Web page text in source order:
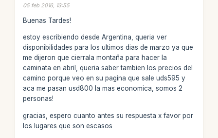
05 feb 2016, 13:55
Buenas Tardes!
estoy escribiendo desde Argentina, queria ver
disponibilidades para los ultimos dias de marzo ya que
me dijeron que cierrala montaña para hacer la
caminata en abril, queria saber tambien los precios del
camino porque veo en su pagina que sale uds595 y
aca me pasan usd800 la mas economica, somos 2
personas!
gracias, espero cuanto antes su respuesta x favor por
los lugares que son escasos